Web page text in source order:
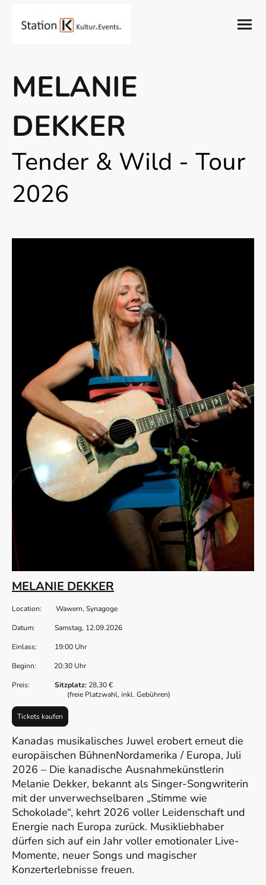
MELANIE
DEKKER
Tender & Wild - Tour
2026
MELANIE DEKKER
Location: Wawern, Synagoge
Datum: Samstag, 12.09.2026
Einlass: 19:00 Uhr
Beginn: 20:30 Uhr
Preis: Sitzplatz: 28,30 €
(freie Platzwahl, inkl. Gebühren)
Tickets kaufen
Kanadas musikalisches Juwel erobert erneut die
europäischen BühnenNordamerika / Europa, Juli
2026 – Die kanadische Ausnahmekünstlerin
Melanie Dekker, bekannt als Singer-Songwriterin
mit der unverwechselbaren „Stimme wie
Schokolade“, kehrt 2026 voller Leidenschaft und
Energie nach Europa zurück. Musikliebhaber
dürfen sich auf ein Jahr voller emotionaler Live-
Momente, neuer Songs und magischer
Konzerterlebnisse freuen.